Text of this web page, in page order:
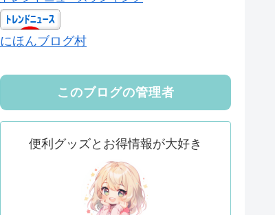
にほんブログ村
このブログの管理者
便利グッズとお得情報が大好き